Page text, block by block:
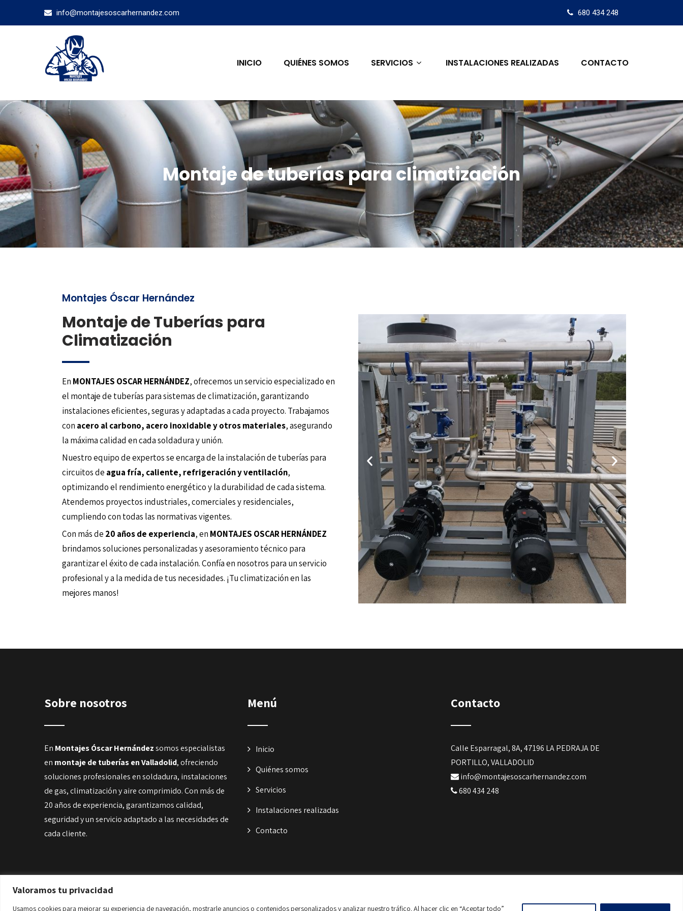
Valoramos tu privacidad
Usamos cookies para mejorar su experiencia de navegación, mostrarle anuncios o contenidos personalizados y analizar nuestro tráfico. Al hacer clic en “Aceptar todo”
info@montajesoscarhernandez.com 680 434 248
INICIO QUIÉNES SOMOS SERVICIOS INSTALACIONES REALIZADAS CONTACTO
Montaje de tuberías para climatización
Montajes Óscar Hernández
Montaje de Tuberías para
Climatización
En MONTAJES OSCAR HERNÁNDEZ, ofrecemos un servicio especializado en
el montaje de tuberías para sistemas de climatización, garantizando
instalaciones eficientes, seguras y adaptadas a cada proyecto. Trabajamos
con acero al carbono, acero inoxidable y otros materiales, asegurando
la máxima calidad en cada soldadura y unión.
Nuestro equipo de expertos se encarga de la instalación de tuberías para
circuitos de agua fría, caliente, refrigeración y ventilación,
optimizando el rendimiento energético y la durabilidad de cada sistema.
Atendemos proyectos industriales, comerciales y residenciales,
cumpliendo con todas las normativas vigentes.
Con más de 20 años de experiencia, en MONTAJES OSCAR HERNÁNDEZ
brindamos soluciones personalizadas y asesoramiento técnico para
garantizar el éxito de cada instalación. Confía en nosotros para un servicio
profesional y a la medida de tus necesidades. ¡Tu climatización en las
mejores manos!
Sobre nosotros
En Montajes Óscar Hernándezsomos especialistas
en montaje de tuberías en Valladolid, ofreciendo
soluciones profesionales en soldadura, instalaciones
de gas, climatización y aire comprimido. Con más de
20 años de experiencia, garantizamos calidad,
seguridad y un servicio adaptado a las necesidades de
cada cliente.
Menú
Inicio
Quiénes somos
Servicios
Instalaciones realizadas
Contacto
Contacto
Calle Esparragal, 8A, 47196 LA PEDRAJA DE
PORTILLO, VALLADOLID
info@montajesoscarhernandez.com
680 434 248